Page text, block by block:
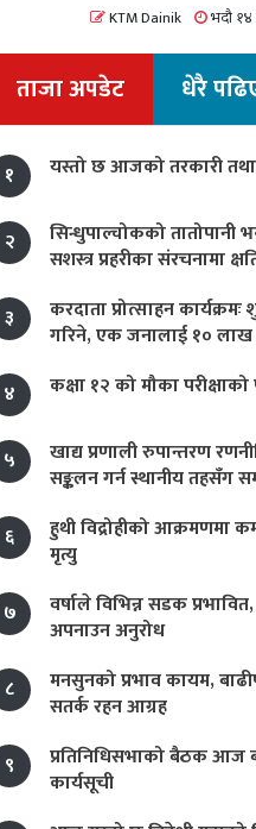
KTM Dainik भदौ
ताजा अपडेट धेरै
१ यस्तो छ आजको तरकारी
२
सिन्धुपाल्चोकको तातोपानी
सशस्त्र प्रहरीका संरचनामा
३
करदाता प्रोत्साहन
गरिने, एक जनालाई १०
४
कक्षा १२ को मौका
५
खाद्य प्रणाली रुपान्तरण
सङ्कलन गर्न स्थानीय तहसँग
६
हुथी विद्रोहीको आक्रमणमा
मृत्यु
७
वर्षाले विभिन्न सडक
अपनाउन अनुरोध
८
मनसुनको प्रभाव कायम,
सतर्क रहन आग्रह
९
प्रतिनिधिसभाको बैठक आज
कार्यसूची